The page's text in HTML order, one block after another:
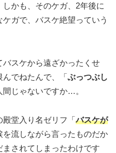
しかも、そのケガ、2年後に
ガで、バスケ絶望っていう
スケから遠ざかったくせ
でねたんで、「 ぶっつぶし
じゃないですか…。
殿堂入り名ゼリフ「バスケが
を流しながら言ったものだか
されてしまったわけです